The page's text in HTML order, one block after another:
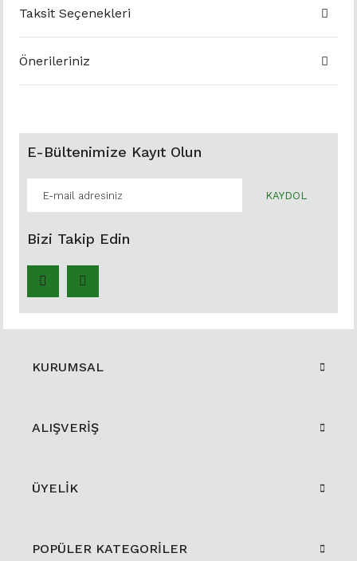
Taksit Seçenekleri
Önerileriniz
E-Bültenimize Kayıt Olun
KAYDOL
Bizi Takip Edin
KURUMSAL
ALIŞVERİŞ
ÜYELİK
POPÜLER KATEGORİLER